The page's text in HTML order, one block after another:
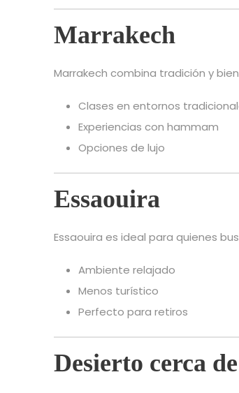
Marrakech
Marrakech combina tradición y
Clases en entornos
Experiencias con hammam
Opciones de lujo
Essaouira
Essaouira es ideal para quienes
Ambiente relajado
Menos turístico
Perfecto para retiros
Desierto cerca